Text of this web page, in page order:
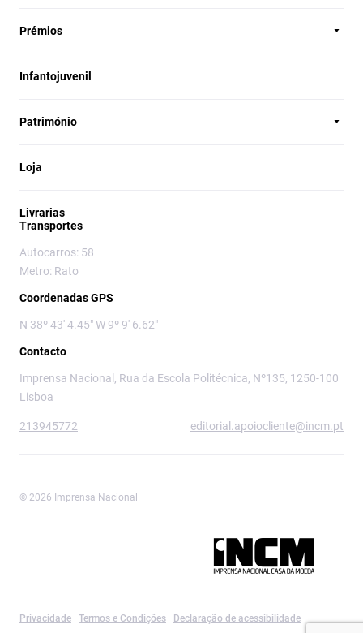
Prémios
Infantojuvenil
Património
Loja
Livrarias
Transportes
Autocarros: 58
Metro: Rato
Coordenadas GPS
N 38º 43' 4.45" W 9º 9' 6.62"
Contacto
Imprensa Nacional, Rua da Escola Politécnica, Nº135, 1250-100
Lisboa
213945772 editorial.apoiocliente@incm.pt
© 2026 Imprensa Nacional
Privacidade Termos e Condições Declaração de acessibilidade